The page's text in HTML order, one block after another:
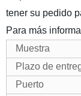
tener su pedido
Para más
Muestra
Plazo de
Puerto